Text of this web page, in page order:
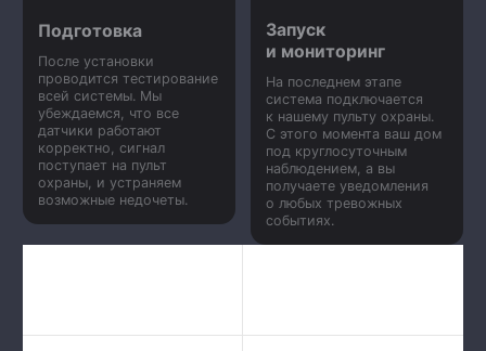
Подготовка
После установки
проводится тестирование
всей системы. Мы
убеждаемся, что все
датчики работают
корректно, сигнал
поступает на пульт
охраны, и устраняем
возможные недочеты.
Запуск
и мониторинг
На последнем этапе
система подключается
к нашему пульту охраны.
С этого момента ваш дом
под круглосуточным
наблюдением, а вы
получаете уведомления
о любых тревожных
событиях.